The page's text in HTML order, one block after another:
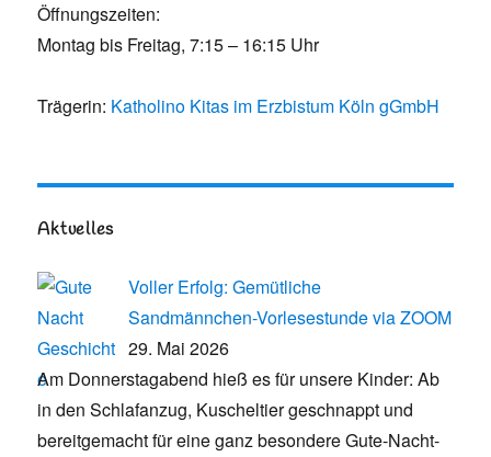
Öffnungszeiten:
Montag bis Freitag, 7:15 – 16:15 Uhr
Trägerin: Katholino Kitas im Erzbistum Köln gGmbH
Aktuelles
Voller Erfolg: Gemütliche
Sandmännchen-Vorlesestunde via ZOOM
29. Mai 2026
Am Donnerstagabend hieß es für unsere Kinder: Ab
in den Schlafanzug, Kuscheltier geschnappt und
bereitgemacht für eine ganz besondere Gute-Nacht-